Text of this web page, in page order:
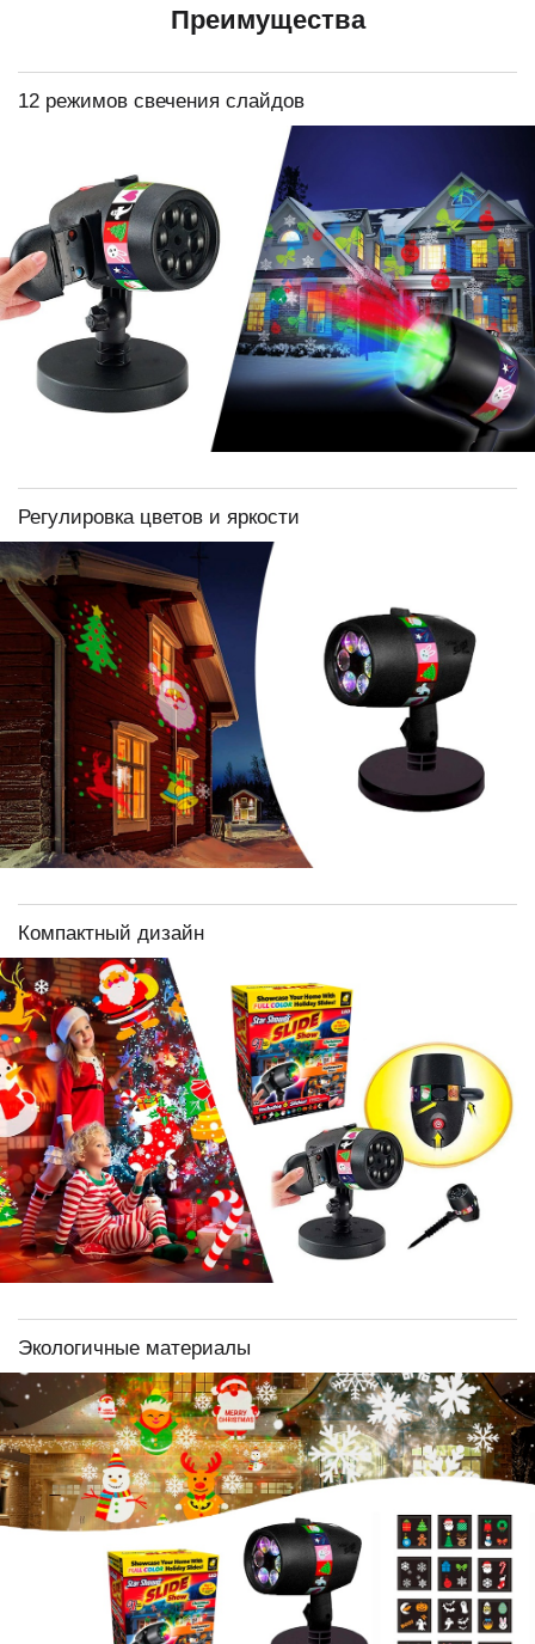
Преимущества
12 режимов свечения слайдов
Регулировка цветов и яркости
Компактный дизайн
Экологичные материалы